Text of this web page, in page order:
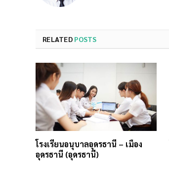
RELATED POSTS
โรงเรียนอนุบาลอุดรธานี – เมือง
อุดรธานี (อุดรธานี)